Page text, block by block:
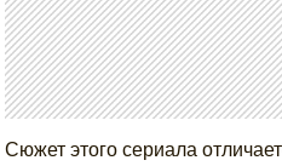
Сюжет этого сериала